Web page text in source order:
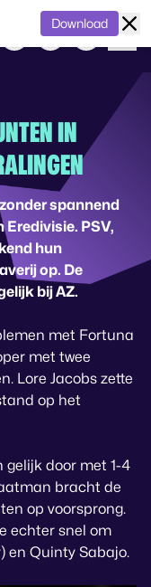
IN
spannend
Eredivisie. PSV,
hun
op. De
bij AZ.
met Fortuna
met twee
Lore Jacobs zette
op het
door met 1-4
bracht de
op voorsprong.
echter snel om
en Quinty Sabajo.
Download